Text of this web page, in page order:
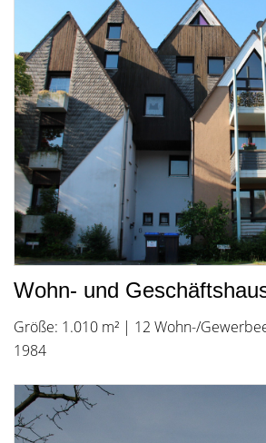
Wohn- und
Größe: 1.010 m² | 12 Wohn-/
1984